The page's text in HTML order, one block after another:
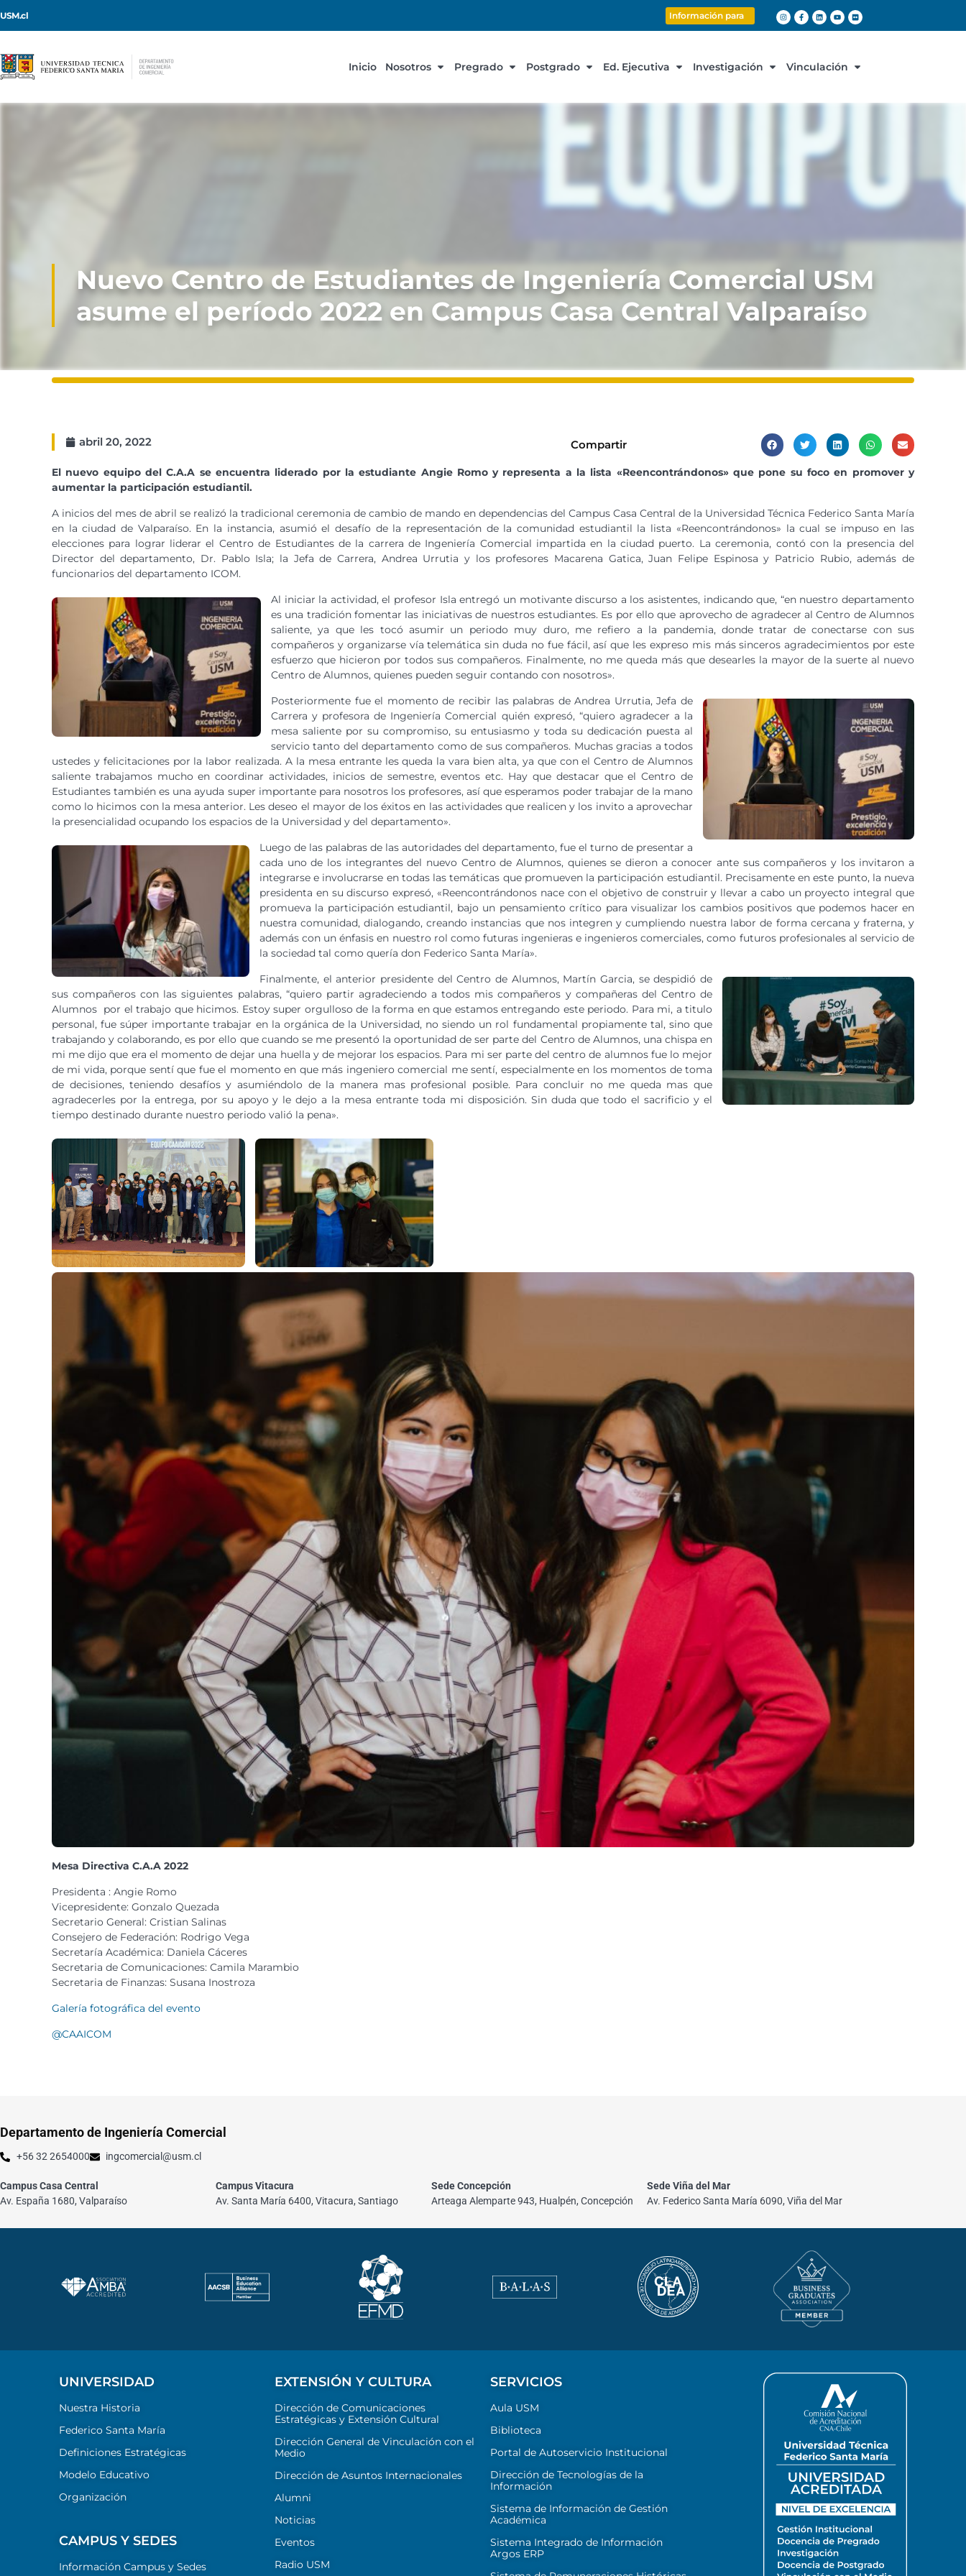
USM.cl Información para
Inicio Nosotros Pregrado Postgrado Ed. Ejecutiva Investigación Vinculación
Nuevo Centro de Estudiantes de Ingeniería Comercial USM
asume el período 2022 en Campus Casa Central Valparaíso
abril 20, 2022 Compartir
El nuevo equipo del C.A.A se encuentra liderado por la estudiante Angie Romo y representa a la lista «Reencontrándonos» que pone su foco en promover y
aumentar la participación estudiantil.
A inicios del mes de abril se realizó la tradicional ceremonia de cambio de mando en dependencias del Campus Casa Central de la Universidad Técnica Federico Santa María
en la ciudad de Valparaíso. En la instancia, asumió el desafío de la representación de la comunidad estudiantil la lista «Reencontrándonos» la cual se impuso en las
elecciones para lograr liderar el Centro de Estudiantes de la carrera de Ingeniería Comercial impartida en la ciudad puerto. La ceremonia, contó con la presencia del
Director del departamento, Dr. Pablo Isla; la Jefa de Carrera, Andrea Urrutia y los profesores Macarena Gatica, Juan Felipe Espinosa y Patricio Rubio, además de
funcionarios del departamento ICOM.
Al iniciar la actividad, el profesor Isla entregó un motivante discurso a los asistentes, indicando que, “en nuestro departamento
es una tradición fomentar las iniciativas de nuestros estudiantes. Es por ello que aprovecho de agradecer al Centro de Alumnos
saliente, ya que les tocó asumir un periodo muy duro, me refiero a la pandemia, donde tratar de conectarse con sus
compañeros y organizarse vía telemática sin duda no fue fácil, así que les expreso mis más sinceros agradecimientos por este
esfuerzo que hicieron por todos sus compañeros. Finalmente, no me queda más que desearles la mayor de la suerte al nuevo
Centro de Alumnos, quienes pueden seguir contando con nosotros».
Posteriormente fue el momento de recibir las palabras de Andrea Urrutia, Jefa de
Carrera y profesora de Ingeniería Comercial quién expresó, “quiero agradecer a la
mesa saliente por su compromiso, su entusiasmo y toda su dedicación puesta al
servicio tanto del departamento como de sus compañeros. Muchas gracias a todos
ustedes y felicitaciones por la labor realizada. A la mesa entrante les queda la vara bien alta, ya que con el Centro de Alumnos
saliente trabajamos mucho en coordinar actividades, inicios de semestre, eventos etc. Hay que destacar que el Centro de
Estudiantes también es una ayuda super importante para nosotros los profesores, así que esperamos poder trabajar de la mano
como lo hicimos con la mesa anterior. Les deseo el mayor de los éxitos en las actividades que realicen y los invito a aprovechar
la presencialidad ocupando los espacios de la Universidad y del departamento».
Luego de las palabras de las autoridades del departamento, fue el turno de presentar a
cada uno de los integrantes del nuevo Centro de Alumnos, quienes se dieron a conocer ante sus compañeros y los invitaron a
integrarse e involucrarse en todas las temáticas que promueven la participación estudiantil. Precisamente en este punto, la nueva
presidenta en su discurso expresó, «Reencontrándonos nace con el objetivo de construir y llevar a cabo un proyecto integral que
promueva la participación estudiantil, bajo un pensamiento crítico para visualizar los cambios positivos que podemos hacer en
nuestra comunidad, dialogando, creando instancias que nos integren y cumpliendo nuestra labor de forma cercana y fraterna, y
además con un énfasis en nuestro rol como futuras ingenieras e ingenieros comerciales, como futuros profesionales al servicio de
la sociedad tal como quería don Federico Santa María».
Finalmente, el anterior presidente del Centro de Alumnos, Martín Garcia, se despidió de
sus compañeros con las siguientes palabras, “quiero partir agradeciendo a todos mis compañeros y compañeras del Centro de
Alumnos por el trabajo que hicimos. Estoy super orgulloso de la forma en que estamos entregando este periodo. Para mi, a titulo
personal, fue súper importante trabajar en la orgánica de la Universidad, no siendo un rol fundamental propiamente tal, sino que
trabajando y colaborando, es por ello que cuando se me presentó la oportunidad de ser parte del Centro de Alumnos, una chispa en
mi me dijo que era el momento de dejar una huella y de mejorar los espacios. Para mi ser parte del centro de alumnos fue lo mejor
de mi vida, porque sentí que fue el momento en que más ingeniero comercial me sentí, especialmente en los momentos de toma
de decisiones, teniendo desafíos y asumiéndolo de la manera mas profesional posible. Para concluir no me queda mas que
agradecerles por la entrega, por su apoyo y le dejo a la mesa entrante toda mi disposición. Sin duda que todo el sacrificio y el
tiempo destinado durante nuestro periodo valió la pena».
Mesa Directiva C.A.A 2022
Presidenta : Angie Romo
Vicepresidente: Gonzalo Quezada
Secretario General: Cristian Salinas
Consejero de Federación: Rodrigo Vega
Secretaría Académica: Daniela Cáceres
Secretaria de Comunicaciones: Camila Marambio
Secretaria de Finanzas: Susana Inostroza
Galería fotográfica del evento
@CAAICOM
Departamento de Ingeniería Comercial
+56 32 2654000 ingcomercial@usm.cl
Campus Casa Central
Av. España 1680, Valparaíso
Campus Vitacura
Av. Santa María 6400, Vitacura, Santiago
Sede Concepción
Arteaga Alemparte 943, Hualpén, Concepción
Sede Viña del Mar
Av. Federico Santa María 6090, Viña del Mar
UNIVERSIDAD
Nuestra Historia
Federico Santa María
Definiciones Estratégicas
Modelo Educativo
Organización
CAMPUS Y SEDES
Información Campus y Sedes
EXTENSIÓN Y CULTURA
Dirección de Comunicaciones
Estratégicas y Extensión Cultural
Dirección General de Vinculación con el
Medio
Dirección de Asuntos Internacionales
Alumni
Noticias
Eventos
Radio USM
SERVICIOS
Aula USM
Biblioteca
Portal de Autoservicio Institucional
Dirección de Tecnologías de la
Información
Sistema de Información de Gestión
Académica
Sistema Integrado de Información
Argos ERP